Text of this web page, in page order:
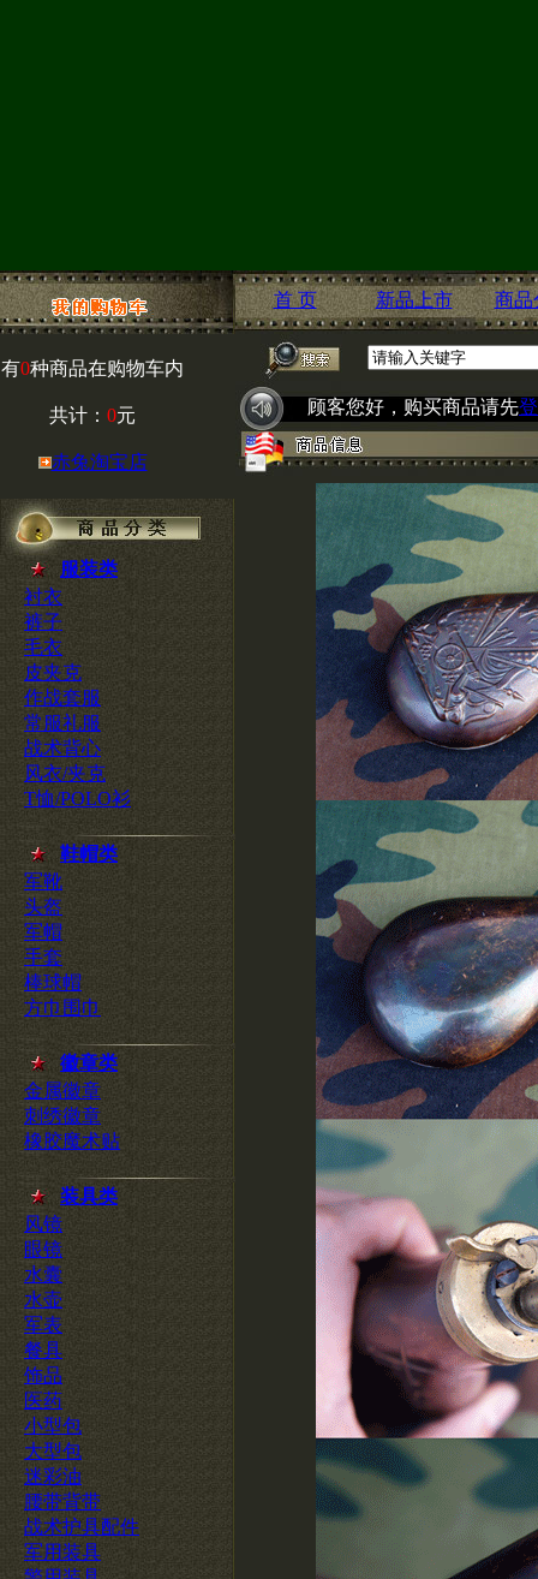
有0种商品在购物车内
共计： 0元
赤兔淘宝店
服装类
衬衣
裤子
毛衣
皮夹克
作战套服
常服礼服
战术背心
风衣/夹克
T恤/POLO衫
鞋帽类
军靴
头盔
军帽
手套
棒球帽
方巾围巾
徽章类
金属徽章
刺绣徽章
橡胶魔术贴
装具类
风镜
眼镜
水囊
水壶
军表
餐具
饰品
医药
小型包
大型包
迷彩油
腰带背带
战术护具配件
军用装具
首 页 新品上市 商品
顾客您好，购买商品请先